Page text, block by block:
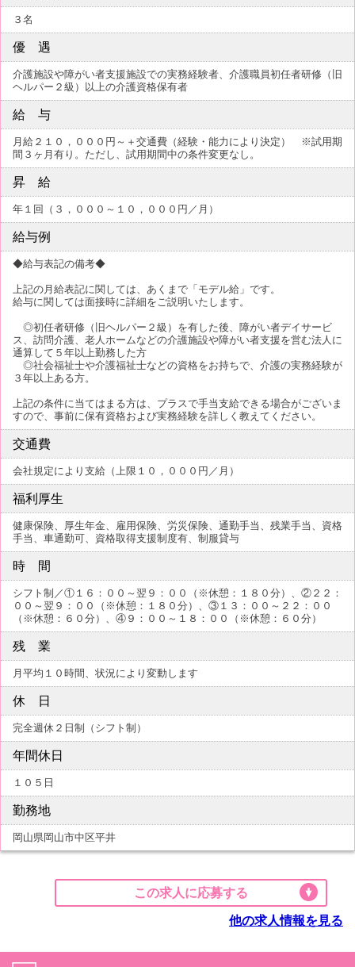
３名
優 遇
介護施設や障がい者支援施設での実務経験者、介護職員初任者研修（旧
ヘルパー２級）以上の介護資格保有者
給 与
月給２１０，０００円～＋交通費（経験・能力により決定） ※試用期
間３ヶ月有り。ただし、試用期間中の条件変更なし。
昇 給
年１回（３，０００～１０，０００円／月）
給与例
◆給与表記の備考◆
上記の月給表記に関しては、あくまで「モデル給」です。
給与に関しては面接時に詳細をご説明いたします。
◎初任者研修（旧ヘルパー２級）を有した後、障がい者デイサービ
ス、訪問介護、老人ホームなどの介護施設や障がい者支援を営む法人に
通算して５年以上勤務した方
◎社会福祉士や介護福祉士などの資格をお持ちで、介護の実務経験が
３年以上ある方。
上記の条件に当てはまる方は、プラスで手当支給できる場合がございま
すので、事前に保有資格および実務経験を詳しく教えてください。
交通費
会社規定により支給（上限１０，０００円／月）
福利厚生
健康保険、厚生年金、雇用保険、労災保険、通勤手当、残業手当、資格
手当、車通勤可、資格取得支援制度有、制服貸与
時 間
シフト制／①１６：００～翌９：００（※休憩：１８０分）、②２２：
００～翌９：００（※休憩：１８０分）、③１３：００～２２：００
（※休憩：６０分）、④９：００～１８：００（※休憩：６０分）
残 業
月平均１０時間、状況により変動します
休 日
完全週休２日制（シフト制）
年間休日
１０５日
勤務地
岡山県岡山市中区平井
この求人に応募する
他の求人情報を見る